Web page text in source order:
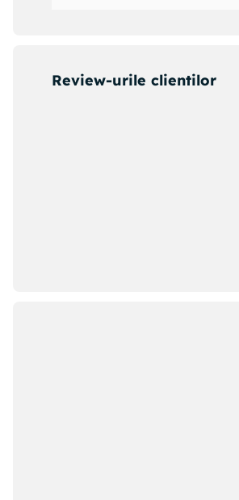
Review-urile clientilor